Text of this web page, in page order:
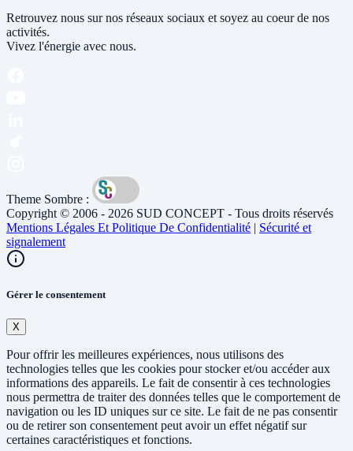
Retrouvez nous sur nos réseaux sociaux et soyez au coeur de nos
activités.
Vivez l'énergie avec nous.
Theme Sombre :
Copyright © 2006 - 2026 SUD CONCEPT - Tous droits réservés
Mentions Légales Et Politique De Confidentialité | Sécurité et
signalement
Gérer le consentement
X
Pour offrir les meilleures expériences, nous utilisons des
technologies telles que les cookies pour stocker et/ou accéder aux
informations des appareils. Le fait de consentir à ces technologies
nous permettra de traiter des données telles que le comportement de
navigation ou les ID uniques sur ce site. Le fait de ne pas consentir
ou de retirer son consentement peut avoir un effet négatif sur
certaines caractéristiques et fonctions.